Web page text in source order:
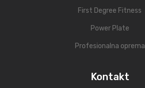
First Degree Fitness
Power Plate
Profesionalna oprema
Kontakt